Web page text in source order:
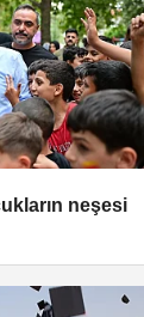
neşesi